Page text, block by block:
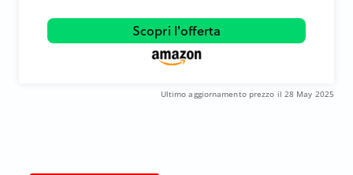
Scopri l'offerta
Ultimo aggiornamento prezzo il 28 May 2025